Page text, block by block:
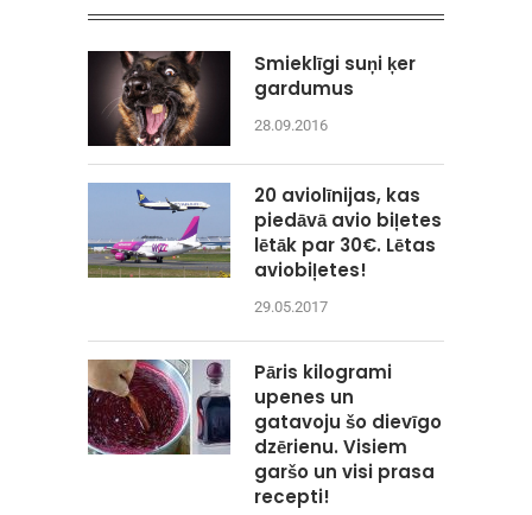
Smieklīgi suņi ķer
gardumus
28.09.2016
20 aviolīnijas, kas
piedāvā avio biļetes
lētāk par 30€. Lētas
aviobiļetes!
29.05.2017
Pāris kilogrami
upenes un
gatavoju šo dievīgo
dzērienu. Visiem
garšo un visi prasa
recepti!